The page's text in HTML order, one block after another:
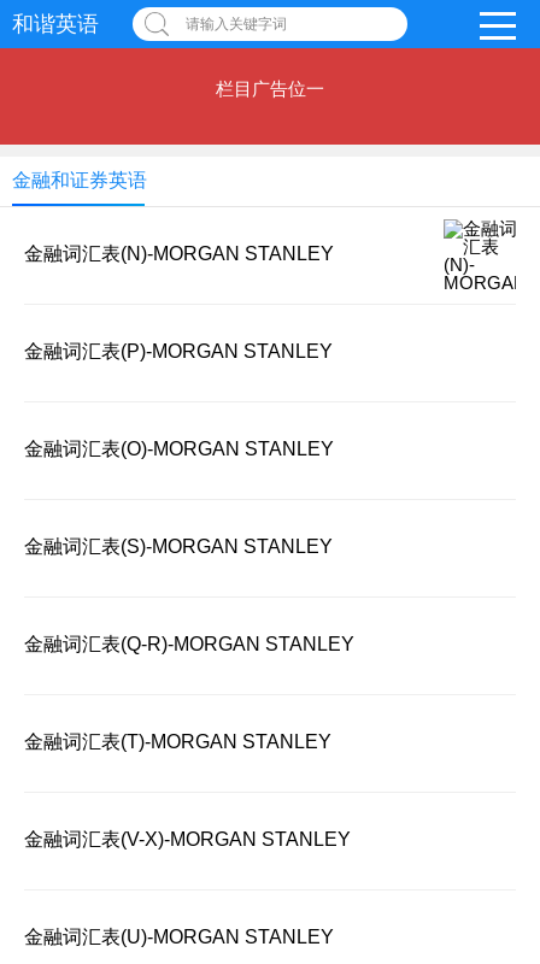
和谐英语 请输入关键字词
栏目广告位一
金融和证券英语
金融词汇表(N)-MORGAN STANLEY
金融词汇表(P)-MORGAN STANLEY
金融词汇表(O)-MORGAN STANLEY
金融词汇表(S)-MORGAN STANLEY
金融词汇表(Q-R)-MORGAN STANLEY
金融词汇表(T)-MORGAN STANLEY
金融词汇表(V-X)-MORGAN STANLEY
金融词汇表(U)-MORGAN STANLEY